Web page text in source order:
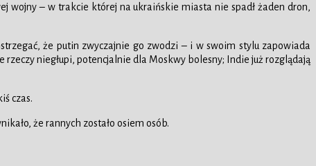
wojny – w trakcie której na ukraińskie miasta nie spadł żaden dron,
że putin zwyczajnie go zwodzi – i w swoim stylu zapowiada
niegłupi, potencjalnie dla Moskwy bolesny; Indie już rozglądają
czas.
że rannych zostało osiem osób.